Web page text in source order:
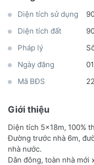
Diện tích sử dụng
Diện tích đất
Pháp lý
Ngày đăng
Mã BĐS
Giới thiệu
Diện tích 5x18m, 100%
Đường trước nhà 6m,
nhà nước.
Dân đông, toàn nhà mới